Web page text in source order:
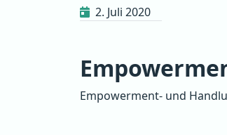
2. Juli 2020
Empowerment- und